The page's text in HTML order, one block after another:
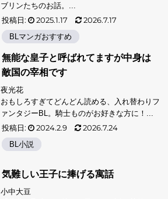
ブリンたちのお話。...
投稿日:
2025.1.17
2026.7.17
BLマンガおすすめ
無能な皇子と呼ばれてますが中身は
敵国の宰相です
夜光花
おもしろすぎてどんどん読める、入れ替わりフ
ァンタジーBL。騎士ものがお好きな方に！...
投稿日:
2024.2.9
2026.7.24
BL小説
気難しい王子に捧げる寓話
小中大豆